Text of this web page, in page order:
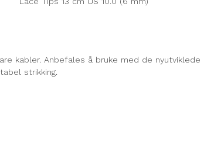
kabler. Anbefales å bruke med de nyutviklede
strikking.